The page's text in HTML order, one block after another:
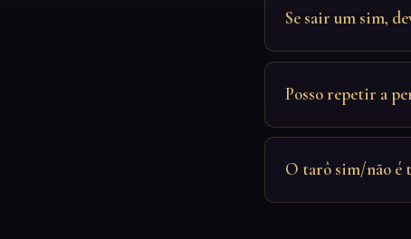
Se sair um sim,
Posso repetir a
O tarô sim/não é